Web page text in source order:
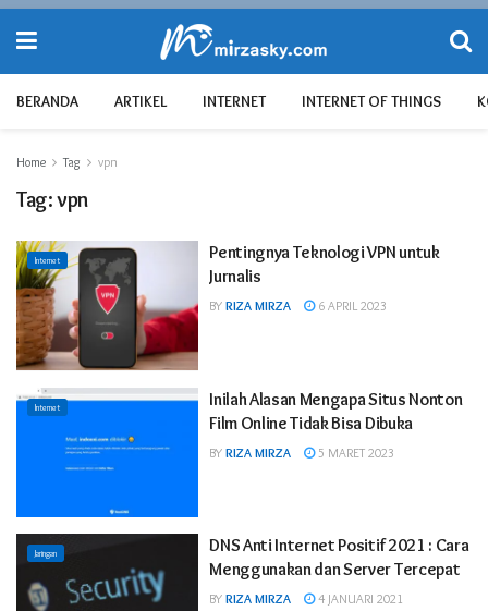
BERANDA ARTIKEL INTERNET INTERNET OF THINGS
Home Tag vpn
Tag:vpn
Internet
Pentingnya Teknologi VPN untuk
Jurnalis
BY RIZA MIRZA 6 APRIL 2023
Internet
Inilah Alasan Mengapa Situs Nonton
Film Online Tidak Bisa Dibuka
BY RIZA MIRZA 5 MARET 2023
Jaringan
DNS Anti Internet Positif 2021 : Cara
Menggunakan dan Server Tercepat
BY RIZA MIRZA 4 JANUARI 2021